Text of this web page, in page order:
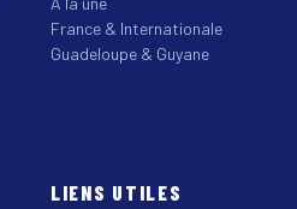
France & Internationale
Guadeloupe & Guyane
LIENS UTILES